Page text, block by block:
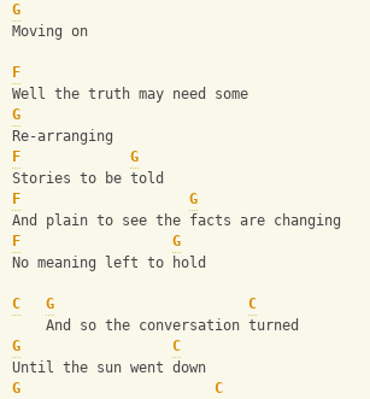
G
Moving on
F
Well the truth may need some
G
Re-arranging
F
G
Stories to be told
F
G
And plain to see the facts are changing
F
G
No meaning left to hold
C G
C
    And so the conversation turned
G
C
Until the sun went down
G
C